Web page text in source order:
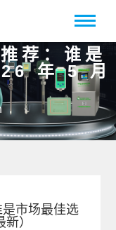
荐：谁是
年 5 月
市场最佳选
）